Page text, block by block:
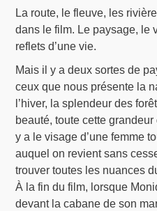
La route, le fleuve, les
dans le film. Le paysage, le
reflets d’une vie.
Mais il y a deux sortes de
ceux que nous présente la
l’hiver, la splendeur des
beauté, toute cette
y a le visage d’une femme
auquel on revient sans
trouver toutes les nuances
À la fin du film, lorsque
devant la cabane de son